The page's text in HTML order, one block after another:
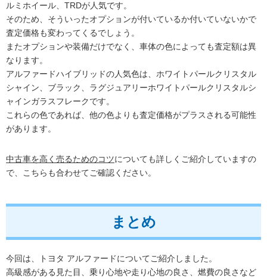
ルミホイール、TRDが人気です。
そのため、そういったオプションが付いているか付いていないかで
査定価格も変わってくるでしょう。
またオプションや装備だけでなく、車体の色によっても査定額は異
なります。
アルファードハイブリッドの人気色は、ホワイトパールクリスタル
シャイン、ブラック、ラグジュアリーホワイトパールクリスタルシ
ャインガラスフレークです。
これらの色であれば、他の色よりも査定価格がプラスされる可能性
があります。
中古車を高く売るためのコツについても詳しくご紹介していますの
で、こちらも合わせてご確認ください。
まとめ
今回は、トヨタ アルファードについてご紹介しました。
高級感がある見た目、乗り心地や走り心地の良さ、燃費の良さなど